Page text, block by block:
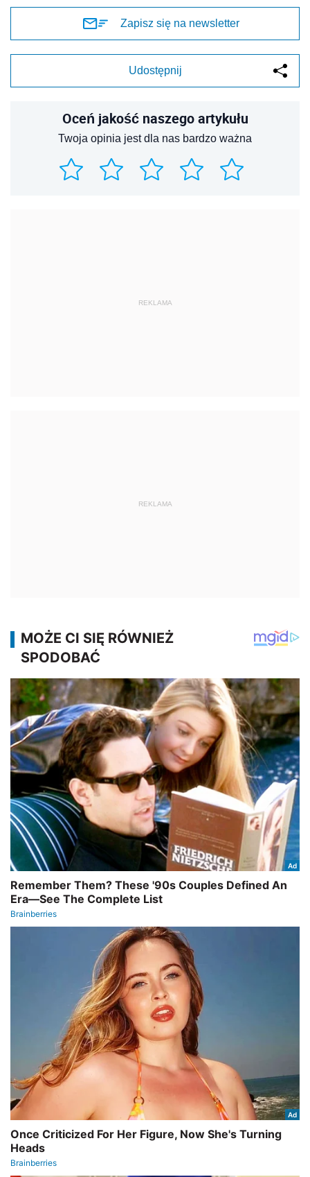
Zapisz się na newsletter
Udostępnij
Oceń jakość naszego artykułu
Twoja opinia jest dla nas bardzo ważna
REKLAMA
REKLAMA